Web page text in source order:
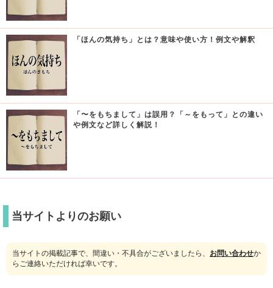
「ほんの気持ち」とは？意味や使い方！例文や解釈
「〜をもちまして」は誤用？「～をもって」との違い
や例文など詳しく解説！
当サイトよりのお願い
当サイトの掲載記事で、間違い・不具合がございましたら、 お問い合わせか
らご連絡いただければ幸いです。